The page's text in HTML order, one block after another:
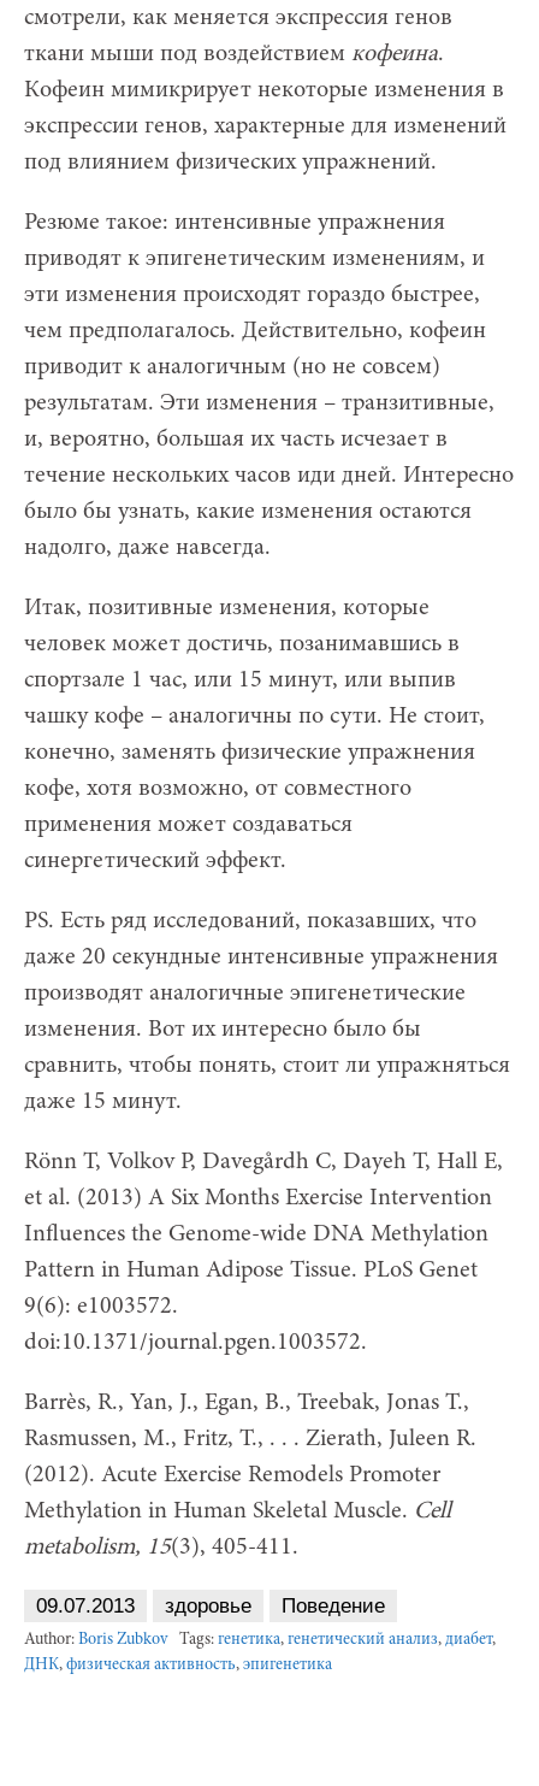
смотрели, как меняется экспрессия генов
ткани мыши под воздействием кофеина.
Кофеин мимикрирует некоторые изменения в
экспрессии генов, характерные для изменений
под влиянием физических упражнений.
Резюме такое: интенсивные упражнения
приводят к эпигенетическим изменениям, и
эти изменения происходят гораздо быстрее,
чем предполагалось. Действительно, кофеин
приводит к аналогичным (но не совсем)
результатам. Эти изменения – транзитивные,
и, вероятно, большая их часть исчезает в
течение нескольких часов иди дней. Интересно
было бы узнать, какие изменения остаются
надолго, даже навсегда.
Итак, позитивные изменения, которые
человек может достичь, позанимавшись в
спортзале 1 час, или 15 минут, или выпив
чашку кофе – аналогичны по сути. Не стоит,
конечно, заменять физические упражнения
кофе, хотя возможно, от совместного
применения может создаваться
синергетический эффект.
PS. Есть ряд исследований, показавших, что
даже 20 секундные интенсивные упражнения
производят аналогичные эпигенетические
изменения. Вот их интересно было бы
сравнить, чтобы понять, стоит ли упражняться
даже 15 минут.
Rönn T, Volkov P, Davegårdh C, Dayeh T, Hall E,
et al. (2013) A Six Months Exercise Intervention
Influences the Genome-wide DNA Methylation
Pattern in Human Adipose Tissue. PLoS Genet
9(6): e1003572.
doi:10.1371/journal.pgen.1003572.
Barrès, R., Yan, J., Egan, B., Treebak, Jonas T.,
Rasmussen, M., Fritz, T., . . . Zierath, Juleen R.
(2012). Acute Exercise Remodels Promoter
Methylation in Human Skeletal Muscle. Cell
metabolism, 15(3), 405-411.
09.07.2013 здоровье Поведение
Author: Boris Zubkov Tags: генетика, генетический анализ, диабет,
ДНК, физическая активность, эпигенетика